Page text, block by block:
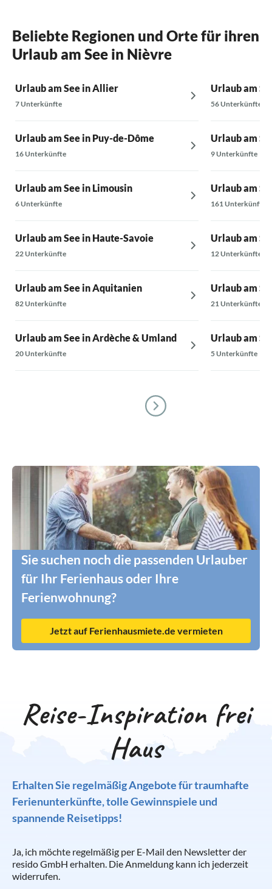
haben wir sehr geschätzt.
Beliebte Regionen und Orte für ihren
Urlaub am See in Nièvre
Urlaub am See in Allier
7 Unterkünfte
Urlaub am See in Puy-de-Dôme
16 Unterkünfte
Urlaub am See in Limousin
6 Unterkünfte
Urlaub am See in Haute-Savoie
22 Unterkünfte
Urlaub am See in Aquitanien
82 Unterkünfte
Urlaub am See in Ardèche & Umland
20 Unterkünfte
Urlaub am
56 Unterkünfte
Urlaub am
9 Unterkünfte
Urlaub am
161 Unterkünfte
Urlaub am
12 Unterkünfte
Urlaub am
21 Unterkünfte
Urlaub am
5 Unterkünfte
Sie suchen noch die passenden Urlauber
für Ihr Ferienhaus oder Ihre
Ferienwohnung?
Jetzt auf Ferienhausmiete.de vermieten
Reise-Inspiration frei
Haus
Erhalten Sie regelmäßig Angebote für traumhafte
Ferienunterkünfte, tolle Gewinnspiele und
spannende Reisetipps!
Ja, ich möchte regelmäßig per E-Mail den Newsletter der
resido GmbH erhalten. Die Anmeldung kann ich jederzeit
widerrufen.